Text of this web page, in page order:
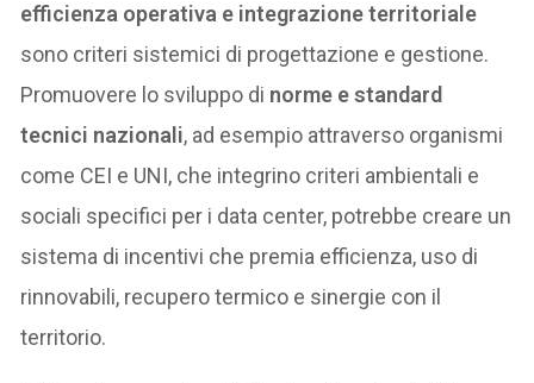
efficienza operativa e integrazione territoriale
sono criteri sistemici di progettazione e gestione.
Promuovere lo sviluppo di norme e standard
tecnici nazionali, ad esempio attraverso organismi
come CEI e UNI, che integrino criteri ambientali e
sociali specifici per i data center, potrebbe creare un
sistema di incentivi che premia efficienza, uso di
rinnovabili, recupero termico e sinergie con il
territorio.